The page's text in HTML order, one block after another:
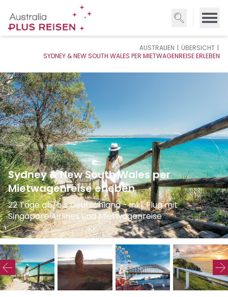
zum
Inhalt
AUSTRALIEN
ÜBERSICHT
SYDNEY & NEW SOUTH WALES PER MIETWAGENREISE ERLEBEN
Sydney & New South Wales per
Mietwagenreise erleben
22 Tage ab/bis Deutschland - inkl. Flug mit
Singapore Airlines und Mietwagenreise